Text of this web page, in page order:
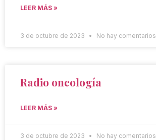
LEER MÁS »
3 de octubre de 2023 No hay comentarios
Radio oncología
LEER MÁS »
3 de octubre de 2023 No hay comentarios